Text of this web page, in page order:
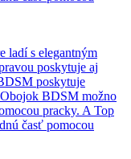
ladí s elegantným
poskytuje aj
poskytuje
BDSM možno
pracky. A Top
časť pomocou